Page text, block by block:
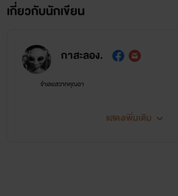
เกี่ยวกับนักเขียน
กาสะลอง.
จำเลยสวาทคุณอา
แสดงเพิ่มเติม